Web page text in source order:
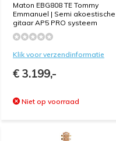
Maton EBG808 TE Tommy
Emmanuel | Semi akoestische
gitaar AP5 PRO systeem
Klik voor verzendinformatie
€ 3.199,-
Niet op voorraad